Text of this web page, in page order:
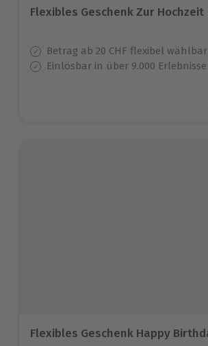
Flexibles Geschenk Zur Hochzeit
Betrag ab 20 CHF flexibel wählbar
Einlösbar in über 9.000 Erlebnisse
Flexibles Geschenk Happy